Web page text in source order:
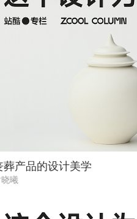
葬产品的设计美学
曦